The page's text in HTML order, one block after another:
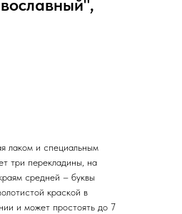
лаком и специальным
три перекладины, на
средней – буквы
краской в
и может простоять до 7